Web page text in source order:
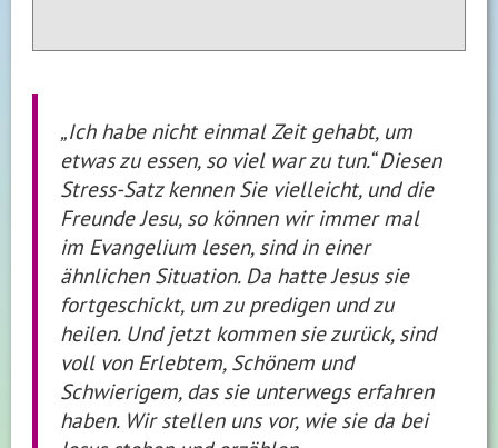
„Ich habe nicht einmal Zeit gehabt, um
etwas zu essen, so viel war zu tun.“ Diesen
Stress-Satz kennen Sie vielleicht, und die
Freunde Jesu, so können wir immer mal
im Evangelium lesen, sind in einer
ähnlichen Situation. Da hatte Jesus sie
fortgeschickt, um zu predigen und zu
heilen. Und jetzt kommen sie zurück, sind
voll von Erlebtem, Schönem und
Schwierigem, das sie unterwegs erfahren
haben. Wir stellen uns vor, wie sie da bei